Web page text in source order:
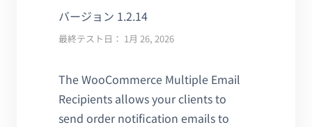
バージョン 1.2.14
最終テスト日： 1月 26, 2026
The WooCommerce Multiple Email
Recipients allows your clients to
send order notification emails to